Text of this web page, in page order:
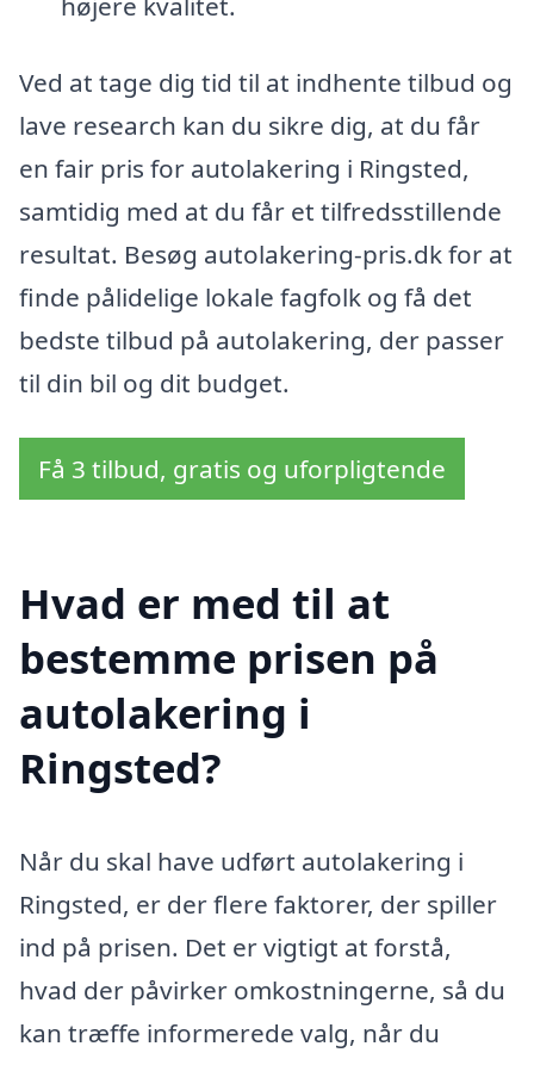
Ved at tage dig tid til at indhente tilbud og
lave research kan du sikre dig, at du får
en fair pris for autolakering i Ringsted,
samtidig med at du får et tilfredsstillende
resultat. Besøg autolakering-pris.dk for at
finde pålidelige lokale fagfolk og få det
bedste tilbud på autolakering, der passer
til din bil og dit budget.
Få 3 tilbud, gratis og uforpligtende
Hvad er med til at
bestemme prisen på
autolakering i
Ringsted?
Når du skal have udført autolakering i
Ringsted, er der flere faktorer, der spiller
ind på prisen. Det er vigtigt at forstå,
hvad der påvirker omkostningerne, så du
kan træffe informerede valg, når du